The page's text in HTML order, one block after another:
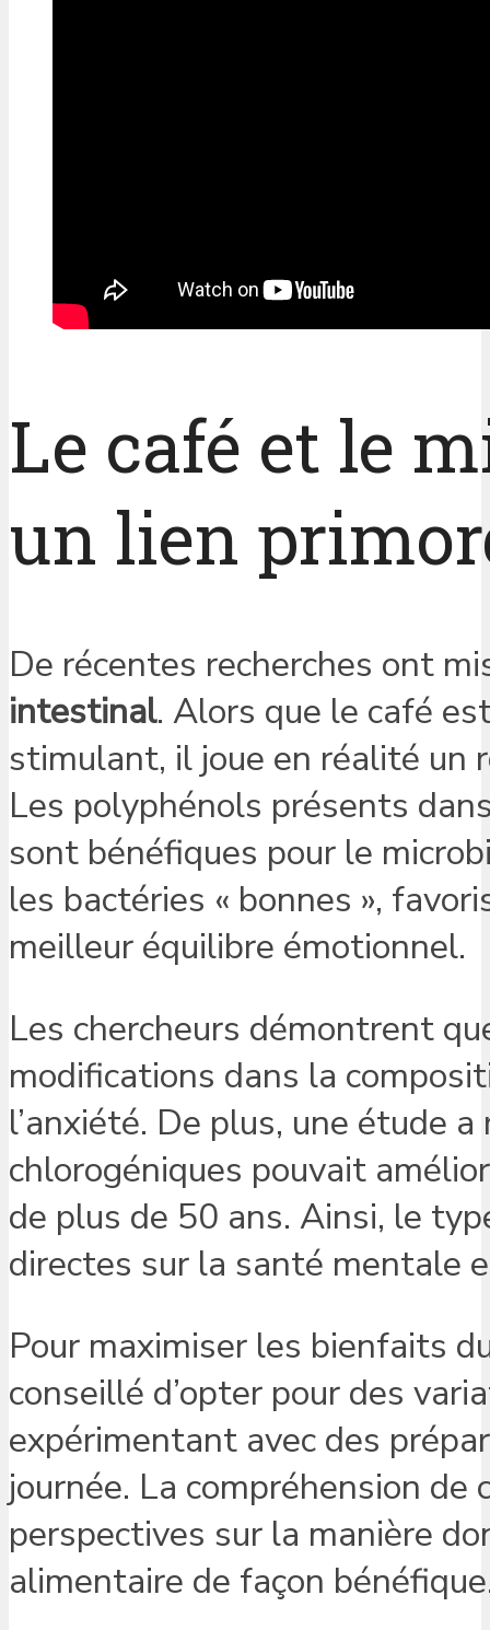
Le café et le
un lien
De récentes recherches ont
intestinal. Alors que le café
stimulant, il joue en réalité un
Les polyphénols présents
sont bénéfiques pour le
les bactéries « bonnes »,
meilleur équilibre émotionnel.
Les chercheurs démontrent
modifications dans la
l’anxiété. De plus, une étude a
chlorogéniques pouvait
de plus de 50 ans. Ainsi, le
directes sur la santé mentale
Pour maximiser les bienfaits
conseillé d’opter pour des
expérimentant avec des
journée. La compréhension de
perspectives sur la manière
alimentaire de façon